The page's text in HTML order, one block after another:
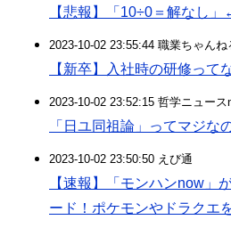
【悲報】「10÷0＝解なし
2023-10-02 23:55:44 職業ちゃんね
【新卒】入社時の研修って
2023-10-02 23:52:15 哲学ニュース
「日ユ同祖論」ってマジな
2023-10-02 23:50:50 えび通
【速報】「モンハンnow」
ード！ポケモンやドラクエ